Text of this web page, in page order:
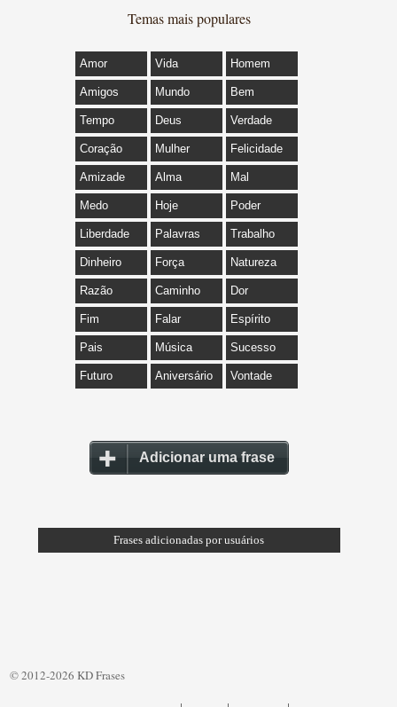
Temas mais populares
Amor Vida Homem
Amigos Mundo Bem
Tempo Deus Verdade
Coração Mulher Felicidade
Amizade Alma Mal
Medo Hoje Poder
Liberdade Palavras Trabalho
Dinheiro Força Natureza
Razão Caminho Dor
Fim Falar Espírito
Pais Música Sucesso
Futuro Aniversário Vontade
Adicionar uma frase
Frases adicionadas por usuários
© 2012-2026 KD Frases